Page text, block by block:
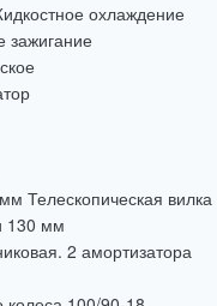
охлаждение
зажигание
Телескопическая вилка
130 мм
2 амортизатора